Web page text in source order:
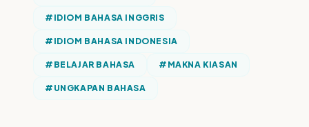
# IDIOM BAHASA INGGRIS
# IDIOM BAHASA INDONESIA
# BELAJAR BAHASA # MAKNA KIASAN
# UNGKAPAN BAHASA